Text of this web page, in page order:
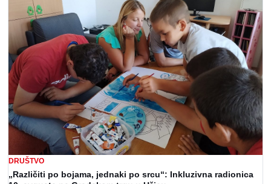
DRUŠTVO
„Različiti po bojama, jednaki po srcu“: Inkluzivna radionica